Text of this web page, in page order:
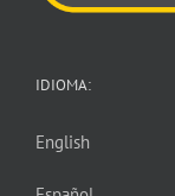
IDIOMA:
English